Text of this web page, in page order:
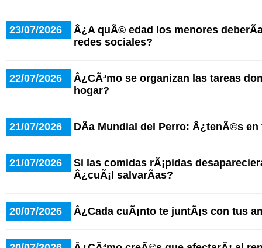
23/07/2026
Â¿A quÃ© edad los menores
redes sociales?
22/07/2026
Â¿CÃ³mo se organizan las tareas
hogar?
21/07/2026 DÃ­a Mundial del Perro: Â¿tenÃ©s en
21/07/2026
Si las comidas rÃ¡pidas
Â¿cuÃ¡l salvarÃ­as?
20/07/2026 Â¿Cada cuÃ¡nto te juntÃ¡s con tus